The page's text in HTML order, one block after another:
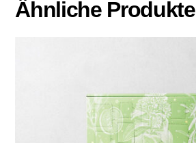
Ähnliche Produkte